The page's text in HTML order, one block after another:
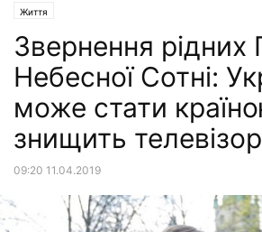
Життя
Звернення рідних
Небесної Сотні:
може стати
знищить телевізор
09:20 11.04.2019